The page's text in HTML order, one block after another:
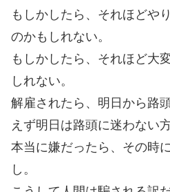
もしかしたら、それほどや
のかもしれない。
もしかしたら、それほど大
しれない。
解雇されたら、明日から路
えず明日は路頭に迷わない
本当に嫌だったら、その時
し。